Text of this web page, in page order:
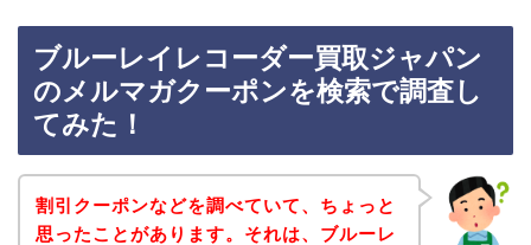
ブルーレイレコーダー買取ジャパン
のメルマガクーポンを検索で調査し
てみた！
割引クーポンなどを調べていて、ちょっと
思ったことがあります。それは、ブルーレ